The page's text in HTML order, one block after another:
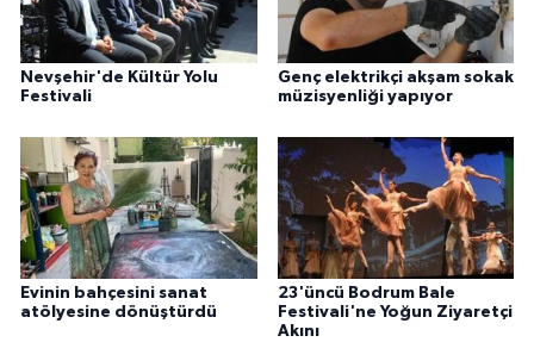
Nevşehir'de Kültür Yolu
Festivali
Genç elektrikçi akşam sokak
müzisyenliği yapıyor
Evinin bahçesini sanat
atölyesine dönüştürdü
23'üncü Bodrum Bale
Festivali'ne Yoğun Ziyaretçi
Akını